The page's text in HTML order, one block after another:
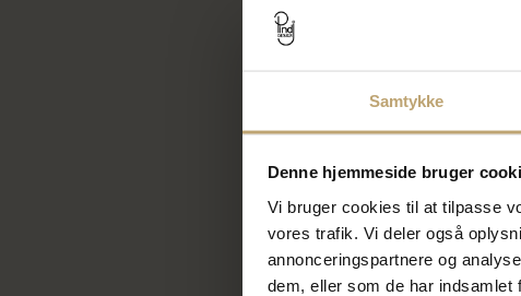
Samtykke
Denne hjemmeside bruger
Vi bruger cookies til at tilpasse
vores trafik. Vi deler også
annonceringspartnere og
dem, eller som de har indsamlet
Gigtring, 3
-59
2611-006-01g
11.680,00